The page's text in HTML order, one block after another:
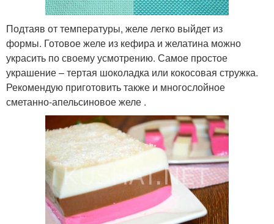
Подтаяв от температуры, желе легко выйдет из
формы. Готовое желе из кефира и желатина можно
украсить по своему усмотрению. Самое простое
украшение – тертая шоколадка или кокосовая стружка.
Рекомендую приготовить также и многослойное
сметанно-апельсиновое желе .